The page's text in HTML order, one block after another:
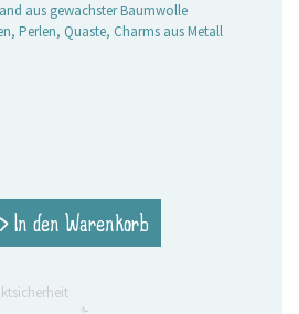
aus gewachster Baumwolle
Perlen, Quaste, Charms aus Metall
> In den Warenkorb